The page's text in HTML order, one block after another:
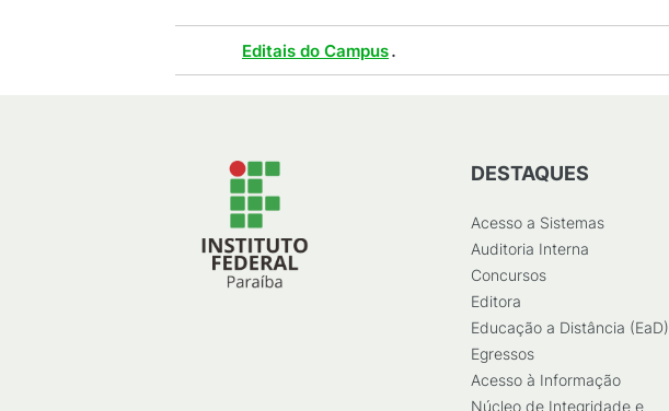
Editais do Campus.
DESTAQUES
Acesso a Sistemas
Auditoria Interna
Concursos
Editora
Educação a Distância (EaD)
Egressos
Acesso à Informação
Núcleo de Integridade e